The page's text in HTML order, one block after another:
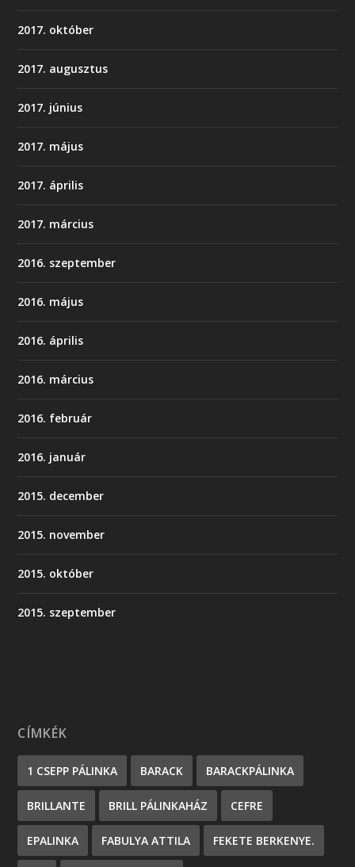
2017. október
2017. augusztus
2017. június
2017. május
2017. április
2017. március
2016. szeptember
2016. május
2016. április
2016. március
2016. február
2016. január
2015. december
2015. november
2015. október
2015. szeptember
CÍMKÉK
1 CSEPP PÁLINKA BARACK BARACKPÁLINKA
BRILLANTE BRILL PÁLINKAHÁZ CEFRE
EPALINKA FABULYA ATTILA FEKETE BERKENYE.